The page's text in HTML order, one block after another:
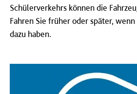
Schülerverkehrs können die
Fahren Sie früher oder später,
dazu haben.